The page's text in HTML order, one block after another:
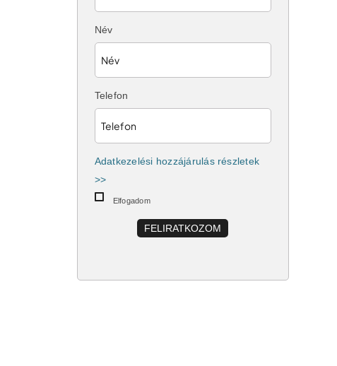
Név
Telefon
Adatkezelési hozzájárulás részletek
>>
Elfogadom
FELIRATKOZOM